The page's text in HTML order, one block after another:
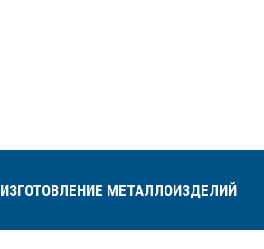
ИЗГОТОВЛЕНИЕ МЕТАЛЛОИЗДЕЛИЙ